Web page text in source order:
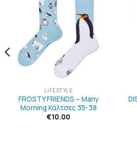
ΠΡΟΣΘΉΚΗ
ΣΤΗΝ
ΛΊΣΤΑ
ΕΠΙΘΥΜΙΏΝ
LIFESTYLE
FROSTY FRIENDS – Many
Morning Κάλτσες 35-38
€10.00